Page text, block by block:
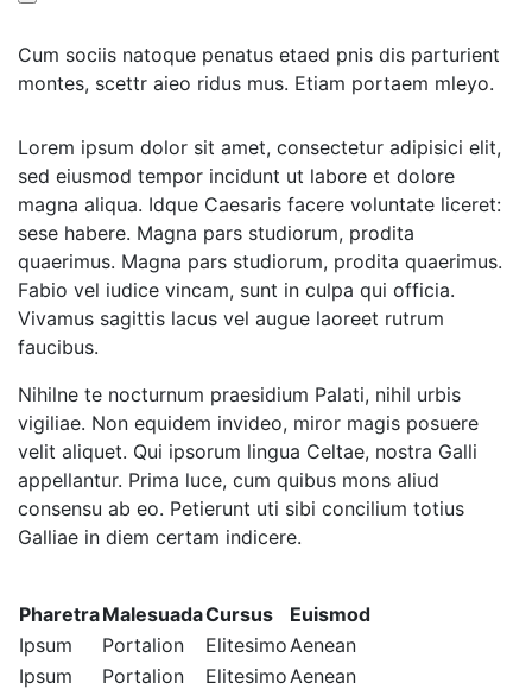
Cum sociis natoque penatus etaed pnis dis parturient
montes, scettr aieo ridus mus. Etiam portaem mleyo.
Lorem ipsum dolor sit amet, consectetur adipisici elit,
sed eiusmod tempor incidunt ut labore et dolore
magna aliqua. Idque Caesaris facere voluntate liceret:
sese habere. Magna pars studiorum, prodita
quaerimus. Magna pars studiorum, prodita quaerimus.
Fabio vel iudice vincam, sunt in culpa qui officia.
Vivamus sagittis lacus vel augue laoreet rutrum
faucibus.
Nihilne te nocturnum praesidium Palati, nihil urbis
vigiliae. Non equidem invideo, miror magis posuere
velit aliquet. Qui ipsorum lingua Celtae, nostra Galli
appellantur. Prima luce, cum quibus mons aliud
consensu ab eo. Petierunt uti sibi concilium totius
Galliae in diem certam indicere.
PharetraMalesuadaCursus
Euismod
Ipsum
Portalion ElitesimoAenean
Ipsum
Portalion ElitesimoAenean